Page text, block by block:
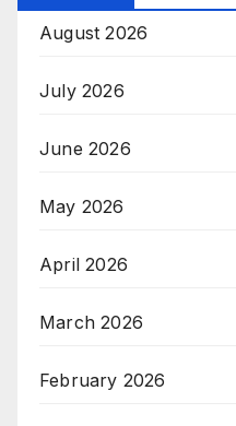
August 2026
July 2026
June 2026
May 2026
April 2026
March 2026
February 2026